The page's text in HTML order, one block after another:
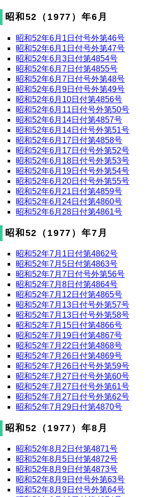
昭和52（1977）年6月
昭和52年6月1日付号外第46号
昭和52年6月1日付号外第47号
昭和52年6月3日付第4854号
昭和52年6月7日付第4855号
昭和52年6月7日付号外第48号
昭和52年6月9日付号外第49号
昭和52年6月10日付第4856号
昭和52年6月11日付号外第50号
昭和52年6月14日付第4857号
昭和52年6月14日付号外第51号
昭和52年6月17日付第4858号
昭和52年6月17日付号外第52号
昭和52年6月18日付号外第53号
昭和52年6月19日付号外第54号
昭和52年6月20日付号外第55号
昭和52年6月21日付第4859号
昭和52年6月24日付第4860号
昭和52年6月28日付第4861号
昭和52（1977）年7月
昭和52年7月1日付第4862号
昭和52年7月5日付第4863号
昭和52年7月7日付号外第56号
昭和52年7月8日付第4864号
昭和52年7月12日付第4865号
昭和52年7月13日付号外第57号
昭和52年7月13日付号外第58号
昭和52年7月15日付第4866号
昭和52年7月19日付第4867号
昭和52年7月22日付第4868号
昭和52年7月26日付第4869号
昭和52年7月26日付号外第59号
昭和52年7月27日付号外第60号
昭和52年7月27日付号外第61号
昭和52年7月27日付号外第62号
昭和52年7月29日付第4870号
昭和52（1977）年8月
昭和52年8月2日付第4871号
昭和52年8月5日付第4872号
昭和52年8月9日付第4873号
昭和52年8月9日付号外第63号
昭和52年8月9日付号外第64号